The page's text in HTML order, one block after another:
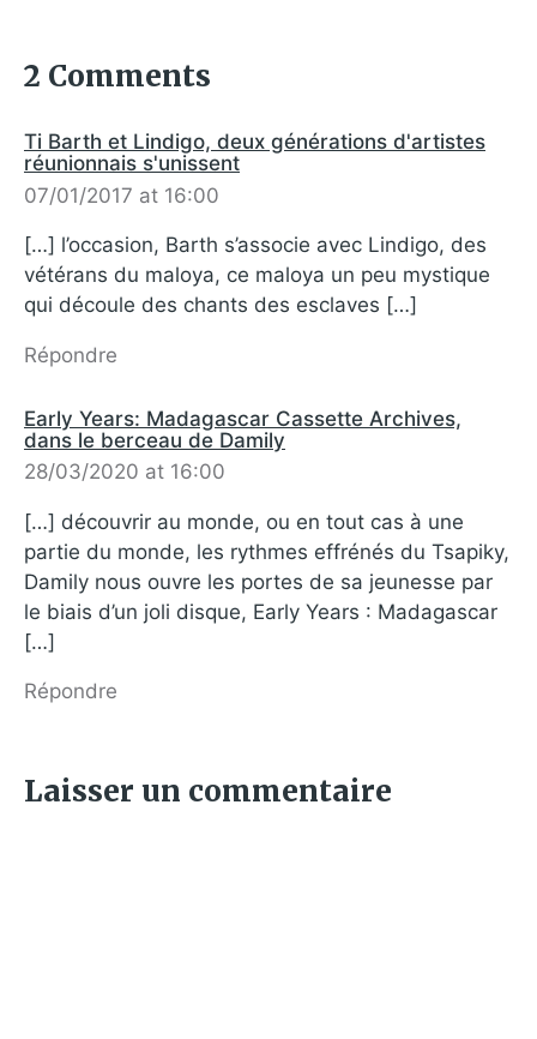
2 Comments
Ti Barth et Lindigo, deux générations d'artistes
réunionnais s'unissent
07/01/2017 at 16:00
[…] l’occasion, Barth s’associe avec Lindigo, des
vétérans du maloya, ce maloya un peu mystique
qui découle des chants des esclaves […]
Répondre
Early Years: Madagascar Cassette Archives,
dans le berceau de Damily
28/03/2020 at 16:00
[…] découvrir au monde, ou en tout cas à une
partie du monde, les rythmes effrénés du Tsapiky,
Damily nous ouvre les portes de sa jeunesse par
le biais d’un joli disque, Early Years : Madagascar
[…]
Répondre
Laisser un commentaire